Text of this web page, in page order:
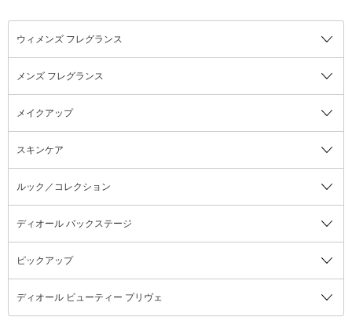
ウィメンズ フレグランス
メンズ フレグランス
メイクアップ
スキンケア
ルック／コレクション
ディオール バックステージ
ピックアップ
ディオール ビューティー プリヴェ